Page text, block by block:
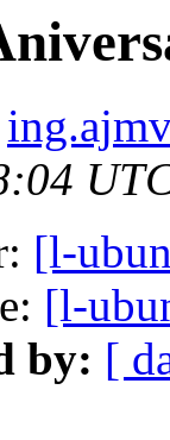
[l-
[l-
by: [